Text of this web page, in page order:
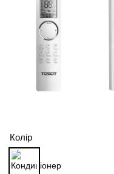
Колір